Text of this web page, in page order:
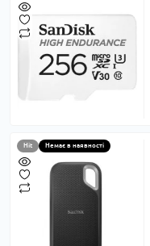
Hit Немає в наявності